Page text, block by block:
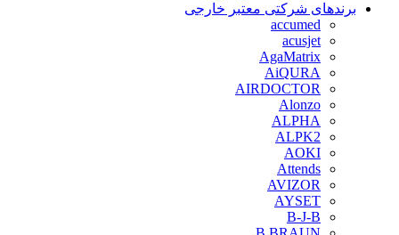
برندهای شرکتی معتبر خارجی
accumed
acusjet
AgaMatrix
AiQURA
AIRDOCTOR
Alonzo
ALPHA
ALPK2
AOKI
Attends
AVIZOR
AYSET
B-J-B